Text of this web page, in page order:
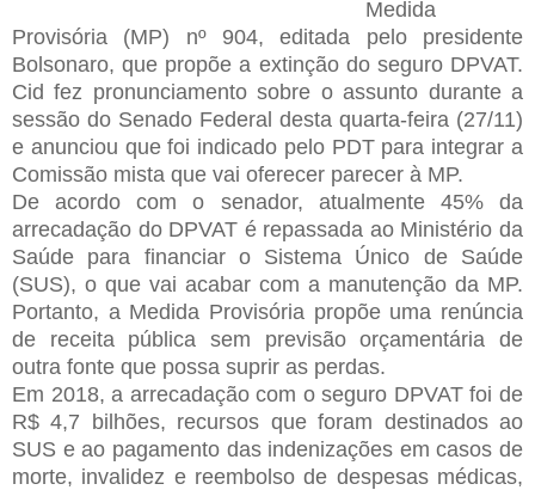
Medida
Provisória (MP) nº 904, editada pelo presidente
Bolsonaro, que propõe a extinção do seguro DPVAT.
Cid fez pronunciamento sobre o assunto durante a
sessão do Senado Federal desta quarta-feira (27/11)
e anunciou que foi indicado pelo PDT para integrar a
Comissão mista que vai oferecer parecer à MP.
De acordo com o senador, atualmente 45% da
arrecadação do DPVAT é repassada ao Ministério da
Saúde para financiar o Sistema Único de Saúde
(SUS), o que vai acabar com a manutenção da MP.
Portanto, a Medida Provisória propõe uma renúncia
de receita pública sem previsão orçamentária de
outra fonte que possa suprir as perdas.
Em 2018, a arrecadação com o seguro DPVAT foi de
R$ 4,7 bilhões, recursos que foram destinados ao
SUS e ao pagamento das indenizações em casos de
morte, invalidez e reembolso de despesas médicas,